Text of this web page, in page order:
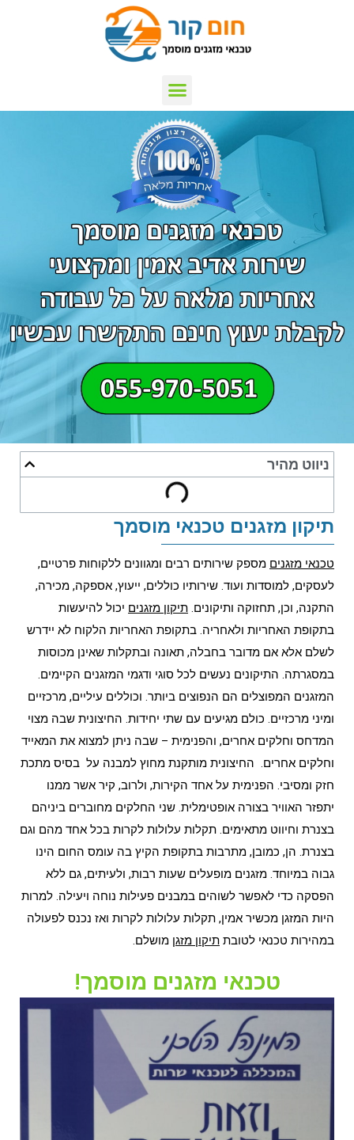
ניווט מהיר
תיקון מזגנים טכנאי מוסמך
טכנאי מזגנים מספק שירותים רבים ומגוונים ללקוחות פרטיים,
לעסקים, למוסדות ועוד. שירותיו כוללים, ייעוץ, אספקה, מכירה,
התקנה, וכן, תחזוקה ותיקונים. תיקון מזגנים יכול להיעשות
בתקופת האחריות ולאחריה. בתקופת האחריות הלקוח לא יידרש
לשלם אלא אם מדובר בחבלה, תאונה ובתקלות שאינן מכוסות
במסגרתה. התיקונים נעשים לכל סוגי ודגמי המזגנים הקיימים.
המזגנים המפוצלים הם הנפוצים ביותר. וכוללים עיליים, מרכזיים
ומיני מרכזיים. כולם מגיעים עם שתי יחידות. החיצונית שבה מצוי
המדחס וחלקים אחרים, והפנימית – שבה ניתן למצוא את המאייד
וחלקים אחרים. החיצונית מותקנת מחוץ למבנה על בסיס מתכת
חזק ומסיבי. הפנימית על אחד הקירות, ולרוב, קיר אשר ממנו
יתפזר האוויר בצורה אופטימלית. שני החלקים מחוברים ביניהם
בצנרת וחיווט מתאימים. תקלות עלולות לקרות בכל אחד מהם וגם
בצנרת. הן, כמובן, מתרבות בתקופת הקיץ בה עומס החום הינו
גבוה במיוחד. מזגנים מופעלים שעות רבות, ולעיתים, גם ללא
הפסקה כדי לאפשר לשוהים במבנים פעילות נוחה ויעילה. למרות
היות המזגן מכשיר אמין, תקלות עלולות לקרות ואז נכנס לפעולה
במהירות טכנאי לטובת תיקון מזגן מושלם.
טכנאי מזגנים מוסמך!